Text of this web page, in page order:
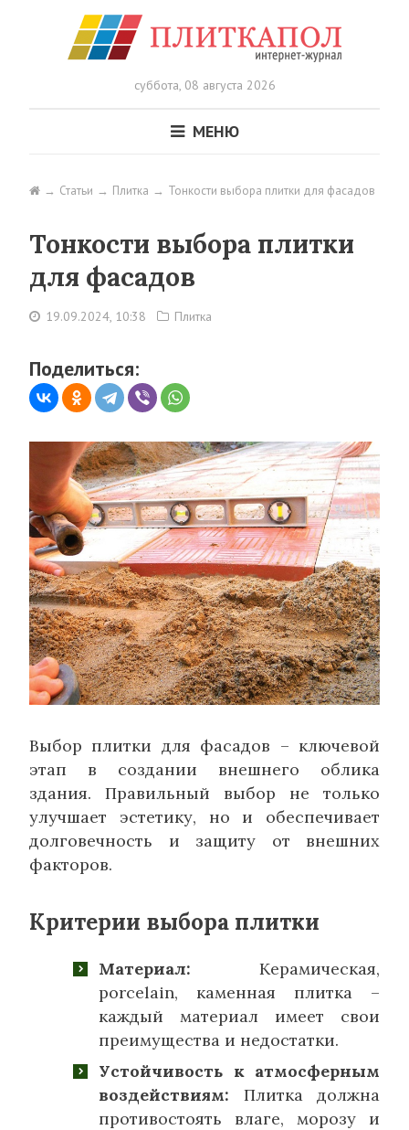
суббота,08 августа 2026
МЕНЮ
Статьи Плитка Тонкости выбора плитки для фасадов
Тонкости выбора плитки
для фасадов
19.09.2024, 10:38 Плитка
Поделиться:
Выбор плитки для фасадов – ключевой
этап в создании внешнего облика
здания. Правильный выбор не только
улучшает эстетику, но и обеспечивает
долговечность и защиту от внешних
факторов.
Критерии выбора плитки
Материал: Керамическая,
porcelain, каменная плитка –
каждый материал имеет свои
преимущества и недостатки.
Устойчивость к атмосферным
воздействиям: Плитка должна
противостоять влаге, морозу и